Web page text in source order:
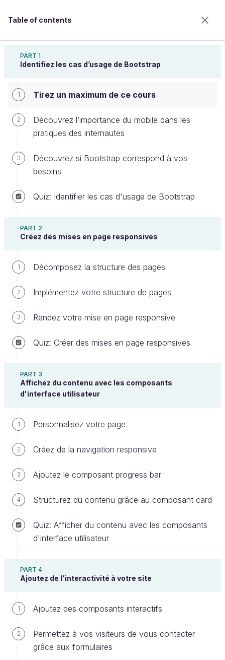
Table of contents
PART 1
Identifiez les cas d’usage de Bootstrap
1 Tirez un maximum de ce cours
2
Découvrez l’importance du mobile dans les
pratiques des internautes
3
Découvrez si Bootstrap correspond à vos
besoins
Quiz: Identifier les cas d'usage de Bootstrap
PART 2
Créez des mises en page responsives
1 Décomposez la structure des pages
2 Implémentez votre structure de pages
3 Rendez votre mise en page responsive
Quiz: Créer des mises en page responsives
PART 3
Affichez du contenu avec les composants
d'interface utilisateur
1 Personnalisez votre page
2 Créez de la navigation responsive
3 Ajoutez le composant progress bar
4 Structurez du contenu grâce au composant card
Quiz: Afficher du contenu avec les composants
d'interface utilisateur
PART 4
Ajoutez de l'interactivité à votre site
1 Ajoutez des composants interactifs
2
Permettez à vos visiteurs de vous contacter
grâce aux formulaires
Tirez un maximum de ce cours
Welcome to the 100% online school for careers with
a future.
Get free access to all the features of this course
(quizzes, videos, unlimited access to all chapters) by
Create an account or log in
Comment tirer le meilleur parti de ce cours :
Lisez letextepour apprendre à implémenter
Suivez lesscreencasts pour corriger les
exercices.
clés via lesquizà la fin de chaque partie.
À vous de jouer !
Dans ce cours, vous allez créer votre premier site
Internet portfolio avec Bootstrap 5.
en quelque sorte votre CV de développeur. Il vous
permet de présenter vos différents projets, de
mettre en avant vos compétences et de montrer